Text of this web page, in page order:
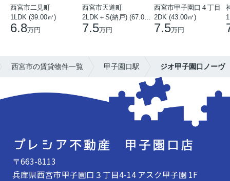
西宮市二見町
1LDK (39.00㎡)
6.8万円
西宮市天道町
2LDK＋S(納戸) (67.00㎡)
7.5万円
西宮市甲子園口４丁目
2DK (43.00㎡)
7.5万円
西宮市の賃貸物件一覧 甲子園口駅 ジオ甲子園口ノーヴ
〒663-8113
兵庫県西宮市甲子園口３丁目4-14 アスク甲子園 1F